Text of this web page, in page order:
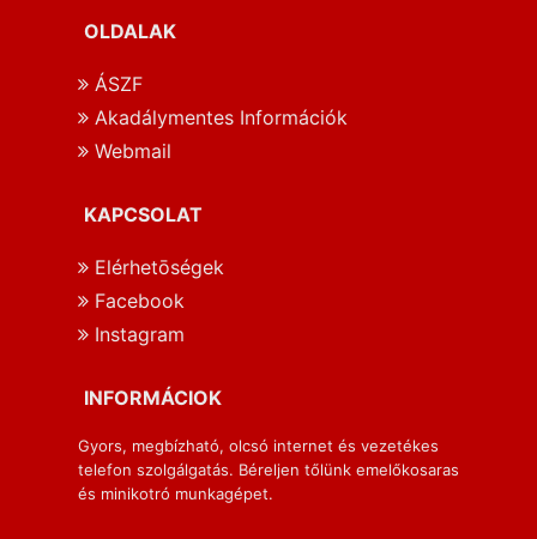
OLDALAK
ÁSZF
Akadálymentes Információk
Webmail
KAPCSOLAT
Elérhetōségek
Facebook
Instagram
INFORMÁCIOK
Gyors, megbízható, olcsó internet és vezetékes
telefon szolgálgatás. Béreljen tőlünk emelőkosaras
és minikotró munkagépet.